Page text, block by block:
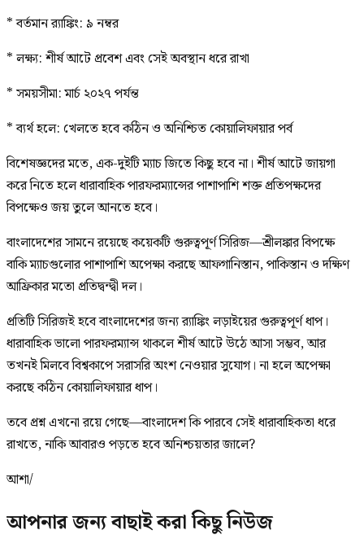
* বর্তমান র‍্যাঙ্কিং: ৯ নম্বর
* লক্ষ্য: শীর্ষ আটে প্রবেশ এবং সেই অবস্থান ধরে রাখা
* সময়সীমা: মার্চ ২০২৭ পর্যন্ত
* ব্যর্থ হলে: খেলতে হবে কঠিন ও অনিশ্চিত কোয়ালিফায়ার পর্ব
বিশেষজ্ঞদের মতে, এক-দুইটি ম্যাচ জিতে কিছু হবে না। শীর্ষ আটে জায়গা
করে নিতে হলে ধারাবাহিক পারফরম্যান্সের পাশাপাশি শক্ত প্রতিপক্ষদের
বিপক্ষেও জয় তুলে আনতে হবে।
বাংলাদেশের সামনে রয়েছে কয়েকটি গুরুত্বপূর্ণ সিরিজ—শ্রীলঙ্কার বিপক্ষে
বাকি ম্যাচগুলোর পাশাপাশি অপেক্ষা করছে আফগানিস্তান, পাকিস্তান ও দক্ষিণ
আফ্রিকার মতো প্রতিদ্বন্দ্বী দল।
প্রতিটি সিরিজই হবে বাংলাদেশের জন্য র‍্যাঙ্কিং লড়াইয়ের গুরুত্বপূর্ণ ধাপ।
ধারাবাহিক ভালো পারফরম্যান্স থাকলে শীর্ষ আটে উঠে আসা সম্ভব, আর
তখনই মিলবে বিশ্বকাপে সরাসরি অংশ নেওয়ার সুযোগ। না হলে অপেক্ষা
করছে কঠিন কোয়ালিফায়ার ধাপ।
তবে প্রশ্ন এখনো রয়ে গেছে—বাংলাদেশ কি পারবে সেই ধারাবাহিকতা ধরে
রাখতে, নাকি আবারও পড়তে হবে অনিশ্চয়তার জালে?
আশা/
আপনার জন্য বাছাই করা কিছু নিউজ